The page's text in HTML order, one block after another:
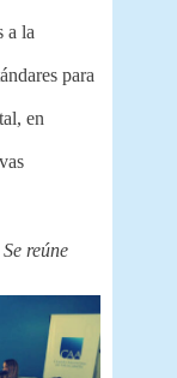
a la
para
en
Se reúne